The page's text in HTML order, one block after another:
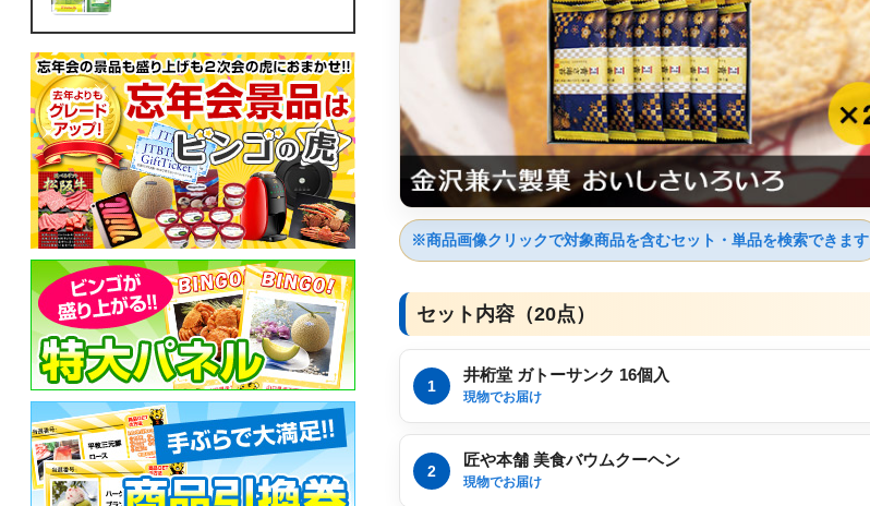
※商品画像クリックで対象商品を含むセット・単品を検索できます
セット内容（20点）
1
井桁堂 ガトーサンク 16個入
現物でお届け
2
匠や本舗 美食バウムクーヘン
現物でお届け